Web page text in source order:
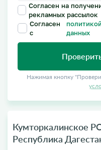
Согласен на
рекламных рассылок
Согласен
с
данных
Нажимая кнопку
Кумторкалинское
Республика